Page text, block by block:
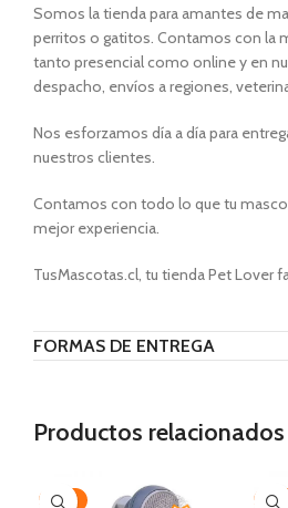
Somos la tienda para amantes de
perritos o gatitos. Contamos con la
tanto presencial como online y en
despacho, envíos a regiones,
Nos esforzamos día a día para
nuestros clientes.
Contamos con todo lo que tu
mejor experiencia.
TusMascotas.cl, tu tienda Pet Lover
FORMAS DE ENTREGA
Productos relacionados
-35%